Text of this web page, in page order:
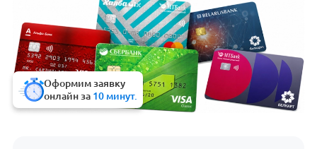
Оформим заявку
онлайн за 10 минут.